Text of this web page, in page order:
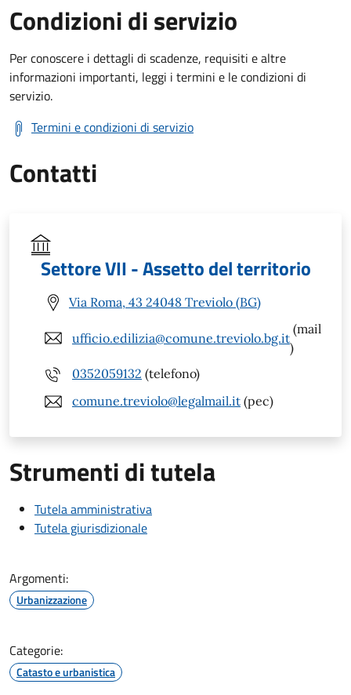
Condizioni di servizio
Per conoscere i dettagli di scadenze, requisiti e altre
informazioni importanti, leggi i termini e le condizioni di
servizio.
Termini e condizioni di servizio
Contatti
Settore VII - Assetto del territorio
Via Roma, 43 24048 Treviolo (BG)
ufficio.edilizia@comune.treviolo.bg.it
(mail
)
0352059132 (telefono)
comune.treviolo@legalmail.it (pec)
Strumenti di tutela
Tutela amministrativa
Tutela giurisdizionale
Argomenti:
Urbanizzazione
Categorie:
Catasto e urbanistica